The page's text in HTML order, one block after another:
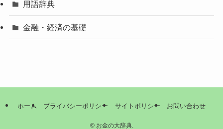
用語辞典
金融・経済の基礎
ホーム プライバシーポリシー サイトポリシー お問い合わせ
©お金の大辞典.